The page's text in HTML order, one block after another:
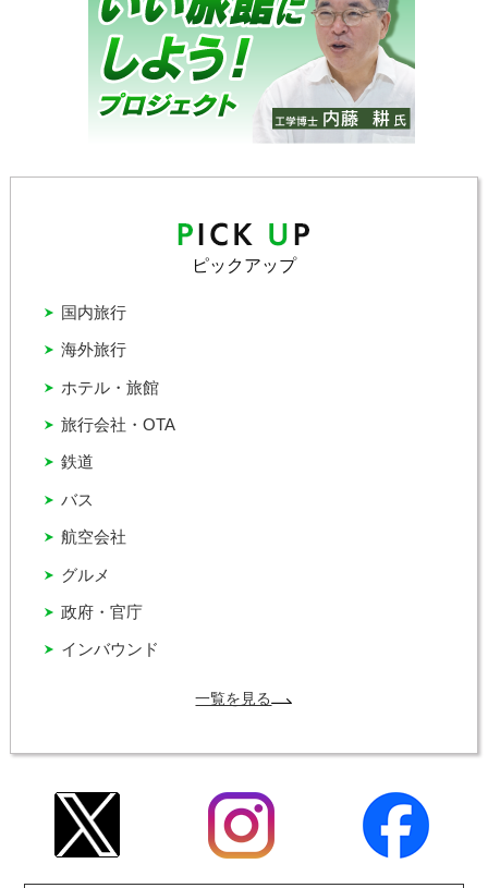
ピックアップ
インバウンド
グルメ
バス
ホテル・旅館
国内旅行
政府・官庁
旅行会社・OTA
海外旅行
航空会社
鉄道
一覧を見る